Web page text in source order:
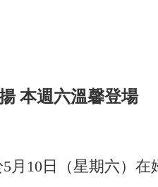
本週六溫馨登場
月10日（星期六）在